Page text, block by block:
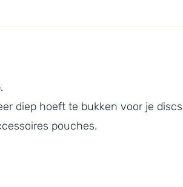
diep hoeft te bukken voor je
pouches.